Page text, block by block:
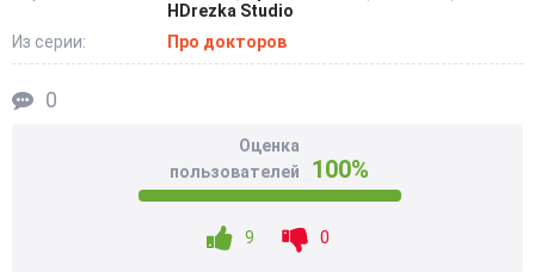
HDrezka Studio
Из серии:
Про докторов
0
Оценка
пользователей
100%
9 0